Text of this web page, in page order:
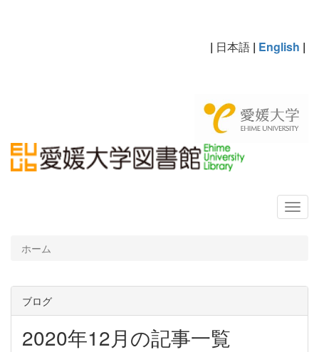
| 日本語 | English |
ホーム
ブログ
2020年12月の記事一覧